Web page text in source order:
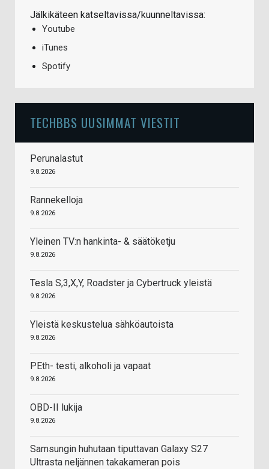
Jälkikäteen katseltavissa/kuunneltavissa:
Youtube
iTunes
Spotify
TECHBBS UUSIMMAT VIESTIT
Perunalastut
9.8.2026
Rannekelloja
9.8.2026
Yleinen TV:n hankinta- & säätöketju
9.8.2026
Tesla S,3,X,Y, Roadster ja Cybertruck yleistä
9.8.2026
Yleistä keskustelua sähköautoista
9.8.2026
PEth- testi, alkoholi ja vapaat
9.8.2026
OBD-II lukija
9.8.2026
Samsungin huhutaan tiputtavan Galaxy S27
Ultrasta neljännen takakameran pois